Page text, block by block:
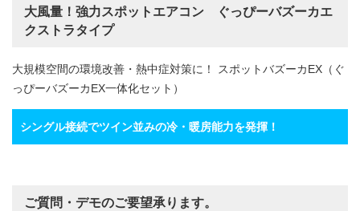
大風量！強力スポットエアコン ぐっぴーバズーカエ
クストラタイプ
大規模空間の環境改善・熱中症対策に！ スポットバズーカEX（ぐ
っぴーバズーカEX一体化セット）
シングル接続でツイン並みの冷・暖房能力を発揮！
ご質問・デモのご要望承ります。